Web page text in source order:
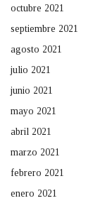
octubre 2021
septiembre 2021
agosto 2021
julio 2021
junio 2021
mayo 2021
abril 2021
marzo 2021
febrero 2021
enero 2021